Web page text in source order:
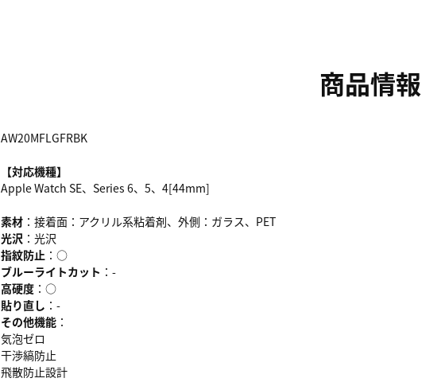
商品情報
AW20MFLGFRBK
【対応機種】
Apple Watch SE、Series 6、5、4[44mm]
素材 ：接着面：アクリル系粘着剤、外側：ガラス、PET
光沢 ：光沢
指紋防止 ：○
ブルーライトカット ：-
高硬度 ：○
貼り直し ：-
その他機能 ：
気泡ゼロ
干渉縞防止
飛散防止設計